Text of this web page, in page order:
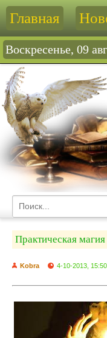
Главная
Воскресенье, 09
Практическая магия
Kobra 4-10-2013, 15:50